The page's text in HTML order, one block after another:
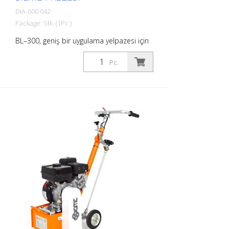
mm Maksimum Kesme Derinliği: 1 - 5 mm
DIA-600 042
Package: Stk. (1Pc.)
BL–300, geniş bir uygulama yelpazesi için
geliştirilmiş tek diskli bir zımpara
makinesidir. Geniş bir alet yelpazesi ve
basit bir hızlı değiştirme sistemi
sunar. 900 dev/dk’lık düşük devir, yatay
izlerin giderilmesi için tasarlanmıştır. 1.350
dev/dk’lık yüksek devir ise elmas aletlerle
zımparalama için tasarlanmıştır. Özellikler:
- Basit ancak sağlam yapı, uzun süreli ve
arızasız çalışmayı garanti eder - Geniş alet
yelpazesi sayesinde yüksek çok yönlülük -
Kolay kullanım ve ayar - Taşıma konumu
sayesinde kolay taşıma ve depolama -
Daha fazla kullanım konforu için yüksekliği
ayarlanabilir gidon - Vidaya gerek
kalmadan çeşitli aletlerin kolayca
Pc.